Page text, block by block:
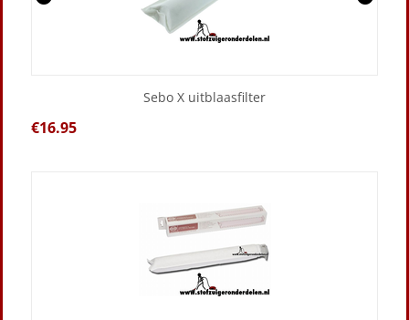
Sebo X uitblaasfilter
€16.95